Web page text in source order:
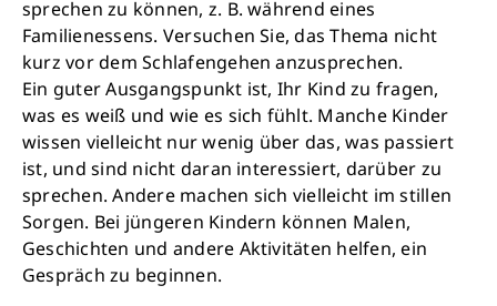
sprechen zu können, z. B. während eines
Familienessens. Versuchen Sie, das Thema nicht
kurz vor dem Schlafengehen anzusprechen.
Ein guter Ausgangspunkt ist, Ihr Kind zu fragen,
was es weiß und wie es sich fühlt. Manche Kinder
wissen vielleicht nur wenig über das, was passiert
ist, und sind nicht daran interessiert, darüber zu
sprechen. Andere machen sich vielleicht im stillen
Sorgen. Bei jüngeren Kindern können Malen,
Geschichten und andere Aktivitäten helfen, ein
Gespräch zu beginnen.